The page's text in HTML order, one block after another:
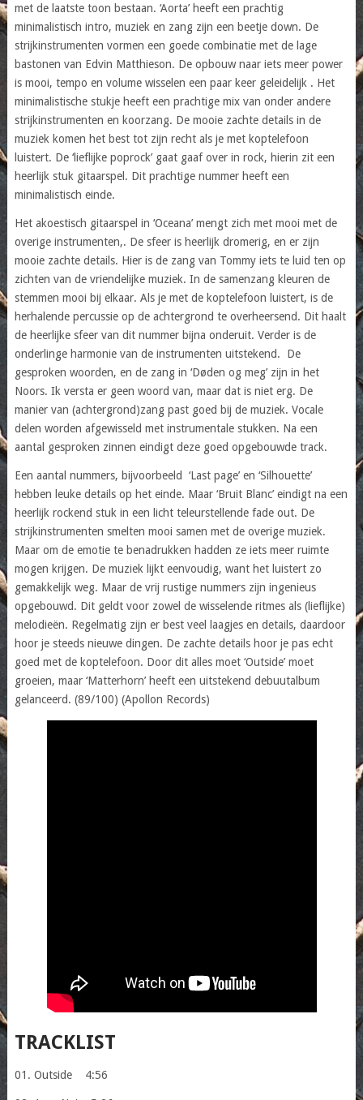
met de laatste toon bestaan. ‘Aorta’ heeft een prachtig
minimalistisch intro, muziek en zang zijn een beetje down. De
strijkinstrumenten vormen een goede combinatie met de lage
bastonen van Edvin Matthieson. De opbouw naar iets meer power
is mooi, tempo en volume wisselen een paar keer geleidelijk . Het
minimalistische stukje heeft een prachtige mix van onder andere
strijkinstrumenten en koorzang. De mooie zachte details in de
muziek komen het best tot zijn recht als je met koptelefoon
luistert. De ‘lieflijke poprock’ gaat gaaf over in rock, hierin zit een
heerlijk stuk gitaarspel. Dit prachtige nummer heeft een
minimalistisch einde.
Het akoestisch gitaarspel in ‘Oceana’ mengt zich met mooi met de
overige instrumenten,. De sfeer is heerlijk dromerig, en er zijn
mooie zachte details. Hier is de zang van Tommy iets te luid ten op
zichten van de vriendelijke muziek. In de samenzang kleuren de
stemmen mooi bij elkaar. Als je met de koptelefoon luistert, is de
herhalende percussie op de achtergrond te overheersend. Dit haalt
de heerlijke sfeer van dit nummer bijna onderuit. Verder is de
onderlinge harmonie van de instrumenten uitstekend. De
gesproken woorden, en de zang in ‘Døden og meg’ zijn in het
Noors. Ik versta er geen woord van, maar dat is niet erg. De
manier van (achtergrond)zang past goed bij de muziek. Vocale
delen worden afgewisseld met instrumentale stukken. Na een
aantal gesproken zinnen eindigt deze goed opgebouwde track.
Een aantal nummers, bijvoorbeeld ‘Last page’ en ‘Silhouette’
hebben leuke details op het einde. Maar ‘Bruit Blanc’ eindigt na een
heerlijk rockend stuk in een licht teleurstellende fade out. De
strijkinstrumenten smelten mooi samen met de overige muziek.
Maar om de emotie te benadrukken hadden ze iets meer ruimte
mogen krijgen. De muziek lijkt eenvoudig, want het luistert zo
gemakkelijk weg. Maar de vrij rustige nummers zijn ingenieus
opgebouwd. Dit geldt voor zowel de wisselende ritmes als (lieflijke)
melodieën. Regelmatig zijn er best veel laagjes en details, daardoor
hoor je steeds nieuwe dingen. De zachte details hoor je pas echt
goed met de koptelefoon. Door dit alles moet ‘Outside’ moet
groeien, maar ‘Matterhorn’ heeft een uitstekend debuutalbum
gelanceerd. (89/100) (Apollon Records)
TRACKLIST
01. Outside 4:56